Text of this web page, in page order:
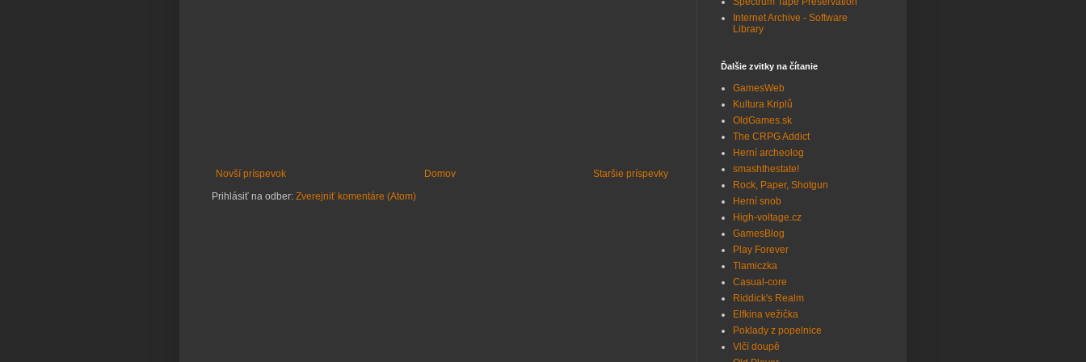
Novší príspevok Staršie príspevky
Domov
Prihlásiť na odber: Zverejniť komentáre (Atom)
Internet Archive - Software
Library
Ďalšie zvitky na čítanie
GamesWeb
Kultura Kriplů
OldGames.sk
The CRPG Addict
Herní archeolog
smashthestate!
Rock, Paper, Shotgun
Herní snob
High-voltage.cz
GamesBlog
Play Forever
Tlamiczka
Casual-core
Riddick's Realm
Elfkina vežička
Poklady z popelnice
Vlčí doupě